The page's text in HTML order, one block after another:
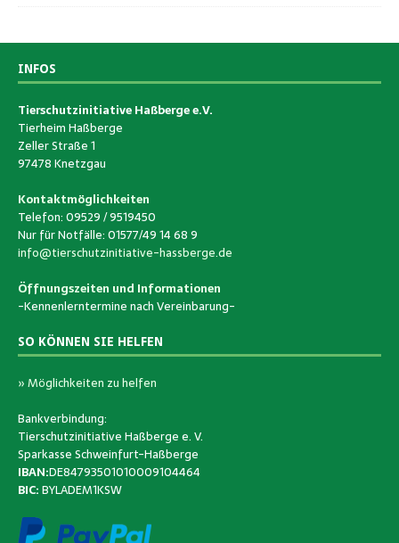
INFOS
Tierschutzinitiative Haßberge e.V.
Tierheim Haßberge
Zeller Straße 1
97478 Knetzgau
Kontaktmöglichkeiten
Telefon: 09529 / 9519450
Nur für Notfälle: 01577/49 14 68 9
info@tierschutzinitiative-hassberge.de
Öffnungszeiten und Informationen
-Kennenlerntermine nach Vereinbarung-
SO KÖNNEN SIE HELFEN
» Möglichkeiten zu helfen
Bankverbindung:
Tierschutzinitiative Haßberge e. V.
Sparkasse Schweinfurt-Haßberge
IBAN:DE84793501010009104464
BIC:BYLADEM1KSW